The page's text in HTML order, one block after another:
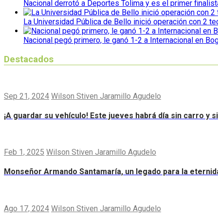
Nacional derrotó a Deportes Tolima y es el primer
La Universidad Pública de Bello inició operación con 2
Nacional pegó primero, le ganó 1-2 a Internacional en
Destacados
Sep 21, 2024 Wilson Stiven Jaramillo Agudelo
¡A guardar su vehículo! Este jueves habrá día sin carro y
Feb 1, 2025 Wilson Stiven Jaramillo Agudelo
Monseñor Armando Santamaría, un legado para la
Ago 17, 2024 Wilson Stiven Jaramillo Agudelo